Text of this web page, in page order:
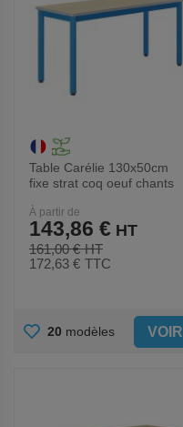
Table Carélie 130x50cm
fixe strat coq oeuf chants
À partir de
161,00 €
143,86 €
172,63 € TTC
AJOUTER
20 modèles VOIR